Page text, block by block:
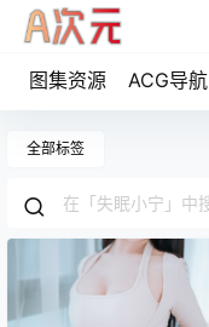
图集资源 ACG导航
全部标签